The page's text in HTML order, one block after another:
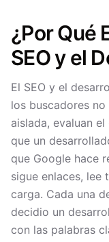
¿Por Qué
SEO y el
El SEO y el
los buscadores
aislada, evaluan
que un
que Google hace
sigue enlaces, lee
carga. Cada una
decidio un
con las palabras